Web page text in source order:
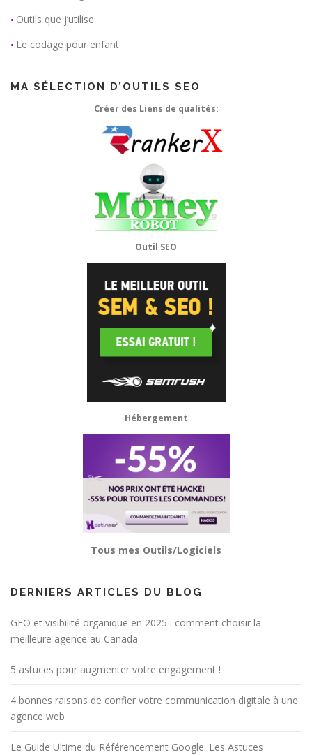
• Outils que j’utilise
• Le codage pour enfant
MA SÉLECTION D’OUTILS SEO
Créer des Liens de qualités:
Outil SEO
Hébergement
Tous mes Outils/Logiciels
DERNIERS ARTICLES DU BLOG
GEO et visibilité organique en 2025 : comment choisir la
meilleure agence au Canada
5 astuces pour augmenter votre engagement !
4 bonnes raisons de confier votre communication digitale à une
agence web
Le Guide Ultime du Référencement Google: Les Astuces